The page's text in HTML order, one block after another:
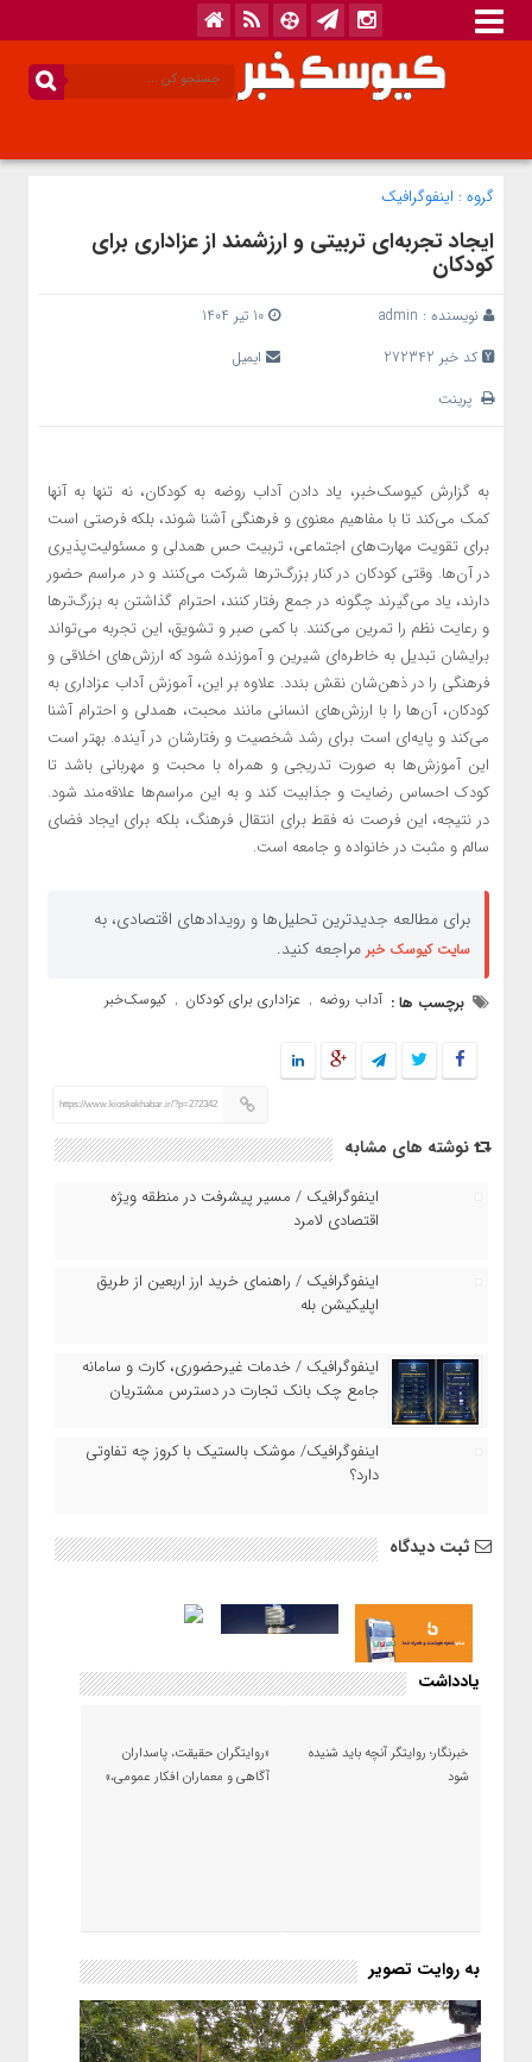
گروه : اینفوگرافیک
ایجاد تجربه‌ای تربیتی و ارزشمند از عزاداری برای
کودکان
نویسنده : admin
10 تیر 1404
کد خبر 272342
ایمیل
پرینت
به گزارش کیوسک‌خبر، یاد دادن آداب روضه به کودکان، نه تنها به آنها
کمک می‌کند تا با مفاهیم معنوی و فرهنگی آشنا شوند، بلکه فرصتی است
برای تقویت مهارت‌های اجتماعی، تربیت حس همدلی و مسئولیت‌پذیری
در آن‌ها. وقتی کودکان در کنار بزرگ‌ترها شرکت می‌کنند و در مراسم حضور
دارند، یاد می‌گیرند چگونه در جمع رفتار کنند، احترام گذاشتن به بزرگ‌ترها
و رعایت نظم را تمرین می‌کنند. با کمی صبر و تشویق، این تجربه می‌تواند
برایشان تبدیل به خاطره‌ای شیرین و آموزنده شود که ارزش‌های اخلاقی و
فرهنگی را در ذهن‌شان نقش بندد. علاوه بر این، آموزش آداب عزاداری به
کودکان، آن‌ها را با ارزش‌های انسانی مانند محبت، همدلی و احترام آشنا
می‌کند و پایه‌ای است برای رشد شخصیت و رفتارشان در آینده. بهتر است
این آموزش‌ها به صورت تدریجی و همراه با محبت و مهربانی باشد تا
کودک احساس رضایت و جذابیت کند و به این مراسم‌ها علاقه‌مند شود.
در نتیجه، این فرصت نه فقط برای انتقال فرهنگ، بلکه برای ایجاد فضای
سالم و مثبت در خانواده و جامعه است.
برای مطالعه جدیدترین تحلیل‌ها و رویدادهای اقتصادی، به
سایت کیوسک خبر مراجعه کنید.
برچسب ها : آداب روضه , عزاداری برای کودکان , کیوسک‌خبر
https://www.kioskekhabar.ir/?p=272342
نوشته های مشابه
اینفوگرافیک / مسیر پیشرفت در منطقه ویژه
اقتصادی لامرد
اینفوگرافیک / راهنمای خرید ارز اربعین از طریق
اپلیکیشن بله
اینفوگرافیک / خدمات غیرحضوری، کارت و سامانه
جامع چک بانک تجارت در دسترس مشتریان
اینفوگرافیک/ موشک بالستیک با کروز چه تفاوتی
دارد؟
ثبت دیدگاه
یادداشت
خبرنگار؛ روایتگر آنچه باید شنیده
شود
«روایتگران حقیقت، پاسداران
آگاهی و معماران افکار عمومی،»
به روایت تصویر